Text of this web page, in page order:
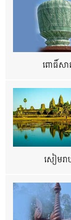
ពោធិ៍ស
សៀមរា